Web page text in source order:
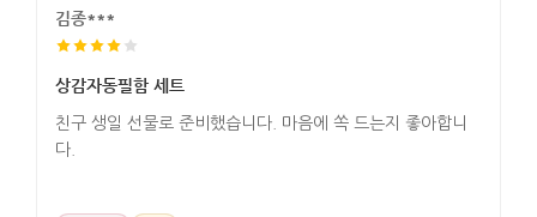
김종***
상감자동필함 세트
친구 생일 선물로 준비했습니다. 마음에 쏙 드는지 좋아합니
다.